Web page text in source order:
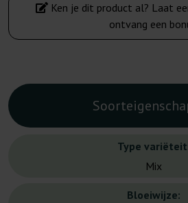
Ken je dit product al? Laat
ontvang een
Type
Mix
Bloeiwijze: